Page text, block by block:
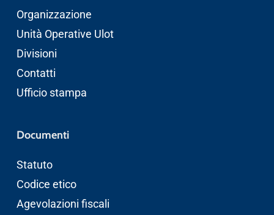
Organizzazione
Unità Operative Ulot
Divisioni
Contatti
Ufficio stampa
Documenti
Statuto
Codice etico
Agevolazioni fiscali